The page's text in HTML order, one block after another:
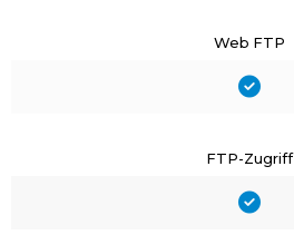
Web FTP
FTP-Zugriff